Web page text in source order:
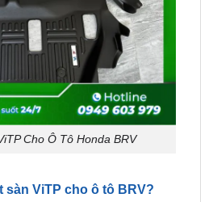
Cho Ô Tô Honda BRV
sàn ViTP cho ô tô BRV?